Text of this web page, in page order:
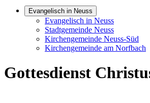
Evangelisch in Neuss
Evangelisch in Neuss
Stadtgemeinde Neuss
Kirchengemeinde Neuss-Süd
Kirchengemeinde am Norfbach
Gottesdienst